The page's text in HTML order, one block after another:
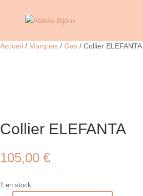
Accueil / Marques / Gas / Collier ELEFANTA
Collier ELEFANTA
105,00 €
1 en stock